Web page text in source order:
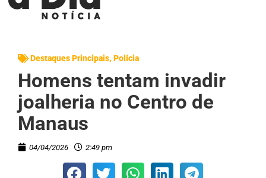
Destaques Principais, Polícia
Homens tentam invadir
joalheria no Centro de
Manaus
04/04/2026 2:49 pm